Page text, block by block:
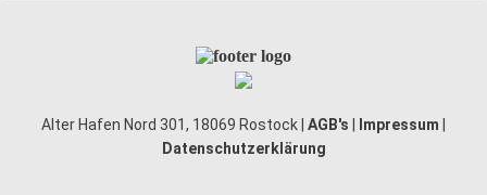
Alter Hafen Nord 301, 18069 Rostock | AGB's Impressum
Datenschutzerklärung